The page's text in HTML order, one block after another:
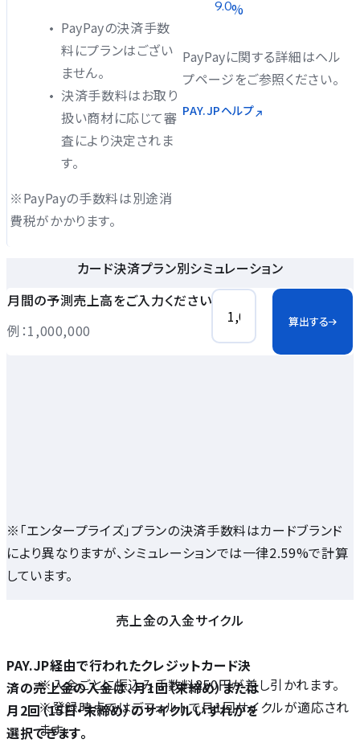
PayPayの決済手数
料にプランはござい
ません。
決済手数料はお取り
扱い商材に応じて審
査により決定されま
す。
※PayPayの手数料は別途消
費税がかかります。
9.0%
PayPayに関する詳細はヘル
プページをご参照ください。
PAY.JPヘルプ
カード決済プラン別シミュレーション
月間の予測売上高をご入力ください
例：1,000,000
算出する
※「エンタープライズ」プランの決済手数料はカードブランド
により異なりますが、シミュレーションでは一律2.59%で計算
しています。
売上金の入金サイクル
PAY.JP経由で行われたクレジットカード決
済の売上金の入金は、月1回（末締め）または
月2回（15日・末締め）のサイクルいずれかを
選択できます。
※入金ごとに振込み手数料250円が差し引かれます。
※登録時点ではデフォルトで月1回サイクルが適応され
ます。